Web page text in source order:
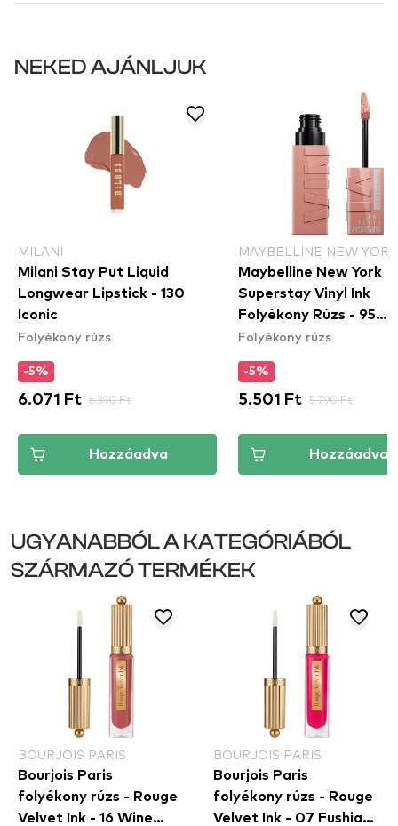
NEKED AJÁNLJUK
MILANI
Milani Stay Put Liquid
Longwear Lipstick - 130
Iconic
Folyékony rúzs
-5%
6.071 Ft 6.390 Ft
Hozzáadva
MAYBELLINE NEW YORK
Maybelline New York
Superstay Vinyl Ink
Folyékony Rúzs - 95
Captivated
Folyékony rúzs
-5%
5.501 Ft 5.790 Ft
Hozzáadva
UGYANABBÓL A KATEGÓRIÁBÓL
SZÁRMAZÓ TERMÉKEK
BOURJOIS PARIS
Bourjois Paris
folyékony rúzs - Rouge
Velvet Ink - 16 Wine
BOURJOIS PARIS
Bourjois Paris
folyékony rúzs - Rouge
Velvet Ink - 07 Fushia